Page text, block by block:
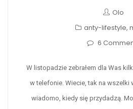
Olo
anty-lifestyle,
6
W listopadzie zebrałem dla Was
w telefonie. Wiecie, tak na wszelki
wiadomo, kiedy się przydadzą.